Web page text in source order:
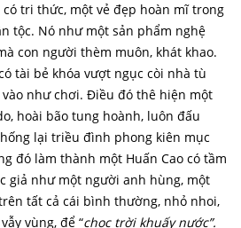
tri thức, một vẻ đẹp hoàn mĩ trong
tộc. Nó như một sản phẩm nghệ
con người thèm muôn, khát khao.
tài bẻ khóa vượt ngục còi nhà tù
như chơi. Điều đó thê hiện một
hoài bão tung hoành, luôn đấu
lại triều đình phong kiên mục
đó làm thành một Huấn Cao có tầm
giả như một người anh hùng, một
tất cả cái bình thường, nhỏ nhoi,
vùng, để “chọc trời khuấy nước”.